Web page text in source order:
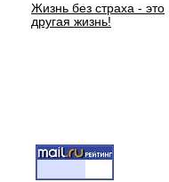
Жизнь без страха - это
другая жизнь!